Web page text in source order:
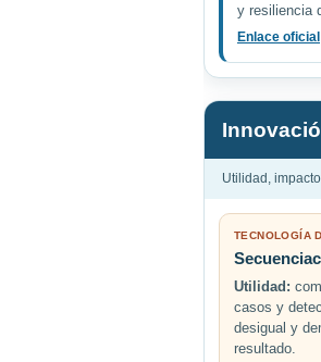
y resiliencia
Enlace oficial
Utilidad,
TECNOLOGÍA
Utilidad:
casos y
desigual y
resultado.